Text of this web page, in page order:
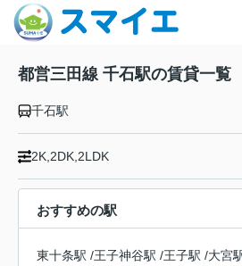
都営三田線 千石駅の賃貸一覧
千石駅
2K,2DK,2LDK
おすすめの駅
東十条駅 /王子神谷駅 /王子駅 /大宮